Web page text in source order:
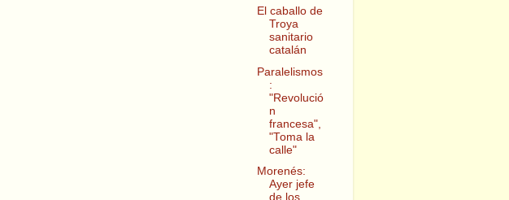
El caballo de
Troya
sanitario
catalán
Paralelismos
:
"Revolució
n
francesa",
"Toma la
calle"
Morenés:
Ayer jefe
de los